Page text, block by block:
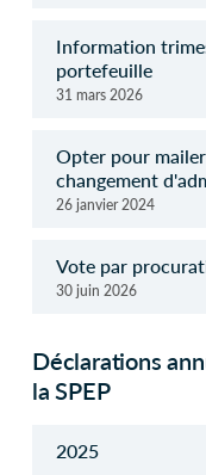
Information
portefeuille
31 mars 2026
Opter pour
changement
26 janvier 2024
Vote par
30 juin 2026
Déclarations
la SPEP
2025